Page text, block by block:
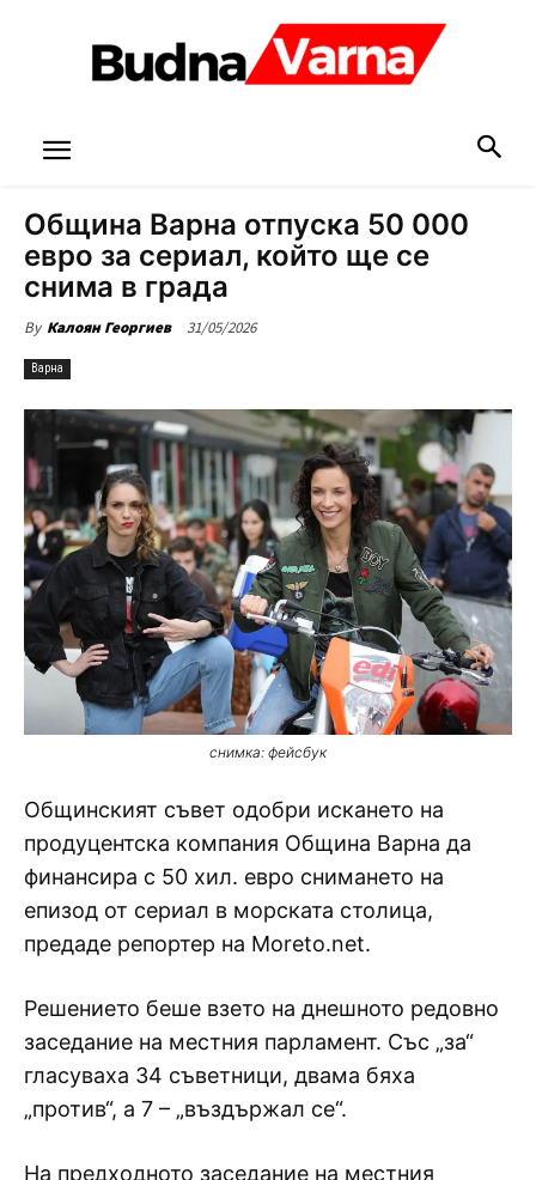
Община Варна отпуска 50 000
евро за сериал, който ще се
снима в града
By Калоян Георгиев 31/05/2026
Варна
снимка: фейсбук
Общинският съвет одобри искането на
продуцентска компания Община Варна да
финансира с 50 хил. евро снимането на
епизод от сериал в морската столица,
предаде репортер на Moreto.net.
Решението беше взето на днешното редовно
заседание на местния парламент. Със „за“
гласуваха 34 съветници, двама бяха
„против“, а 7 – „въздържал се“.
На предходното заседание на местния